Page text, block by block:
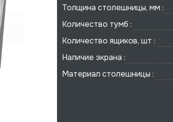
Толщина столешницы, мм :
Количество тумб :
Количество ящиков, шт :
Наличие экрана :
Материал столешницы :